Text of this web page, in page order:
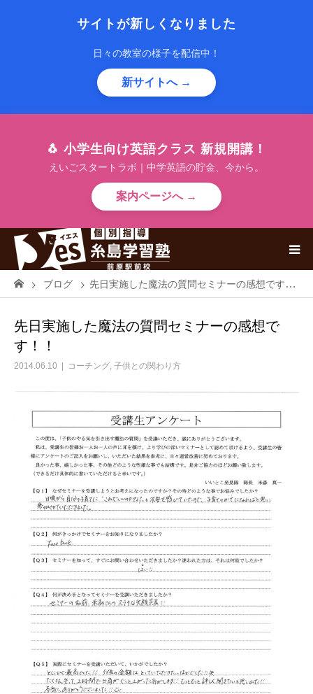
サイトが新しくなりました
日々の教室の様子を配信中！
新サイトへ →
🐧 小学生向け英語クラス 新規開講！
えいごスタートラボ｜中学英語の貯金、今から。
案内ページへ →
ブログ 先日実施した魔法の質問セミナーの感想です！！
先日実施した魔法の質問セミナーの感想で
す！！
2014.06.10 コーチング, 子供との関わり方